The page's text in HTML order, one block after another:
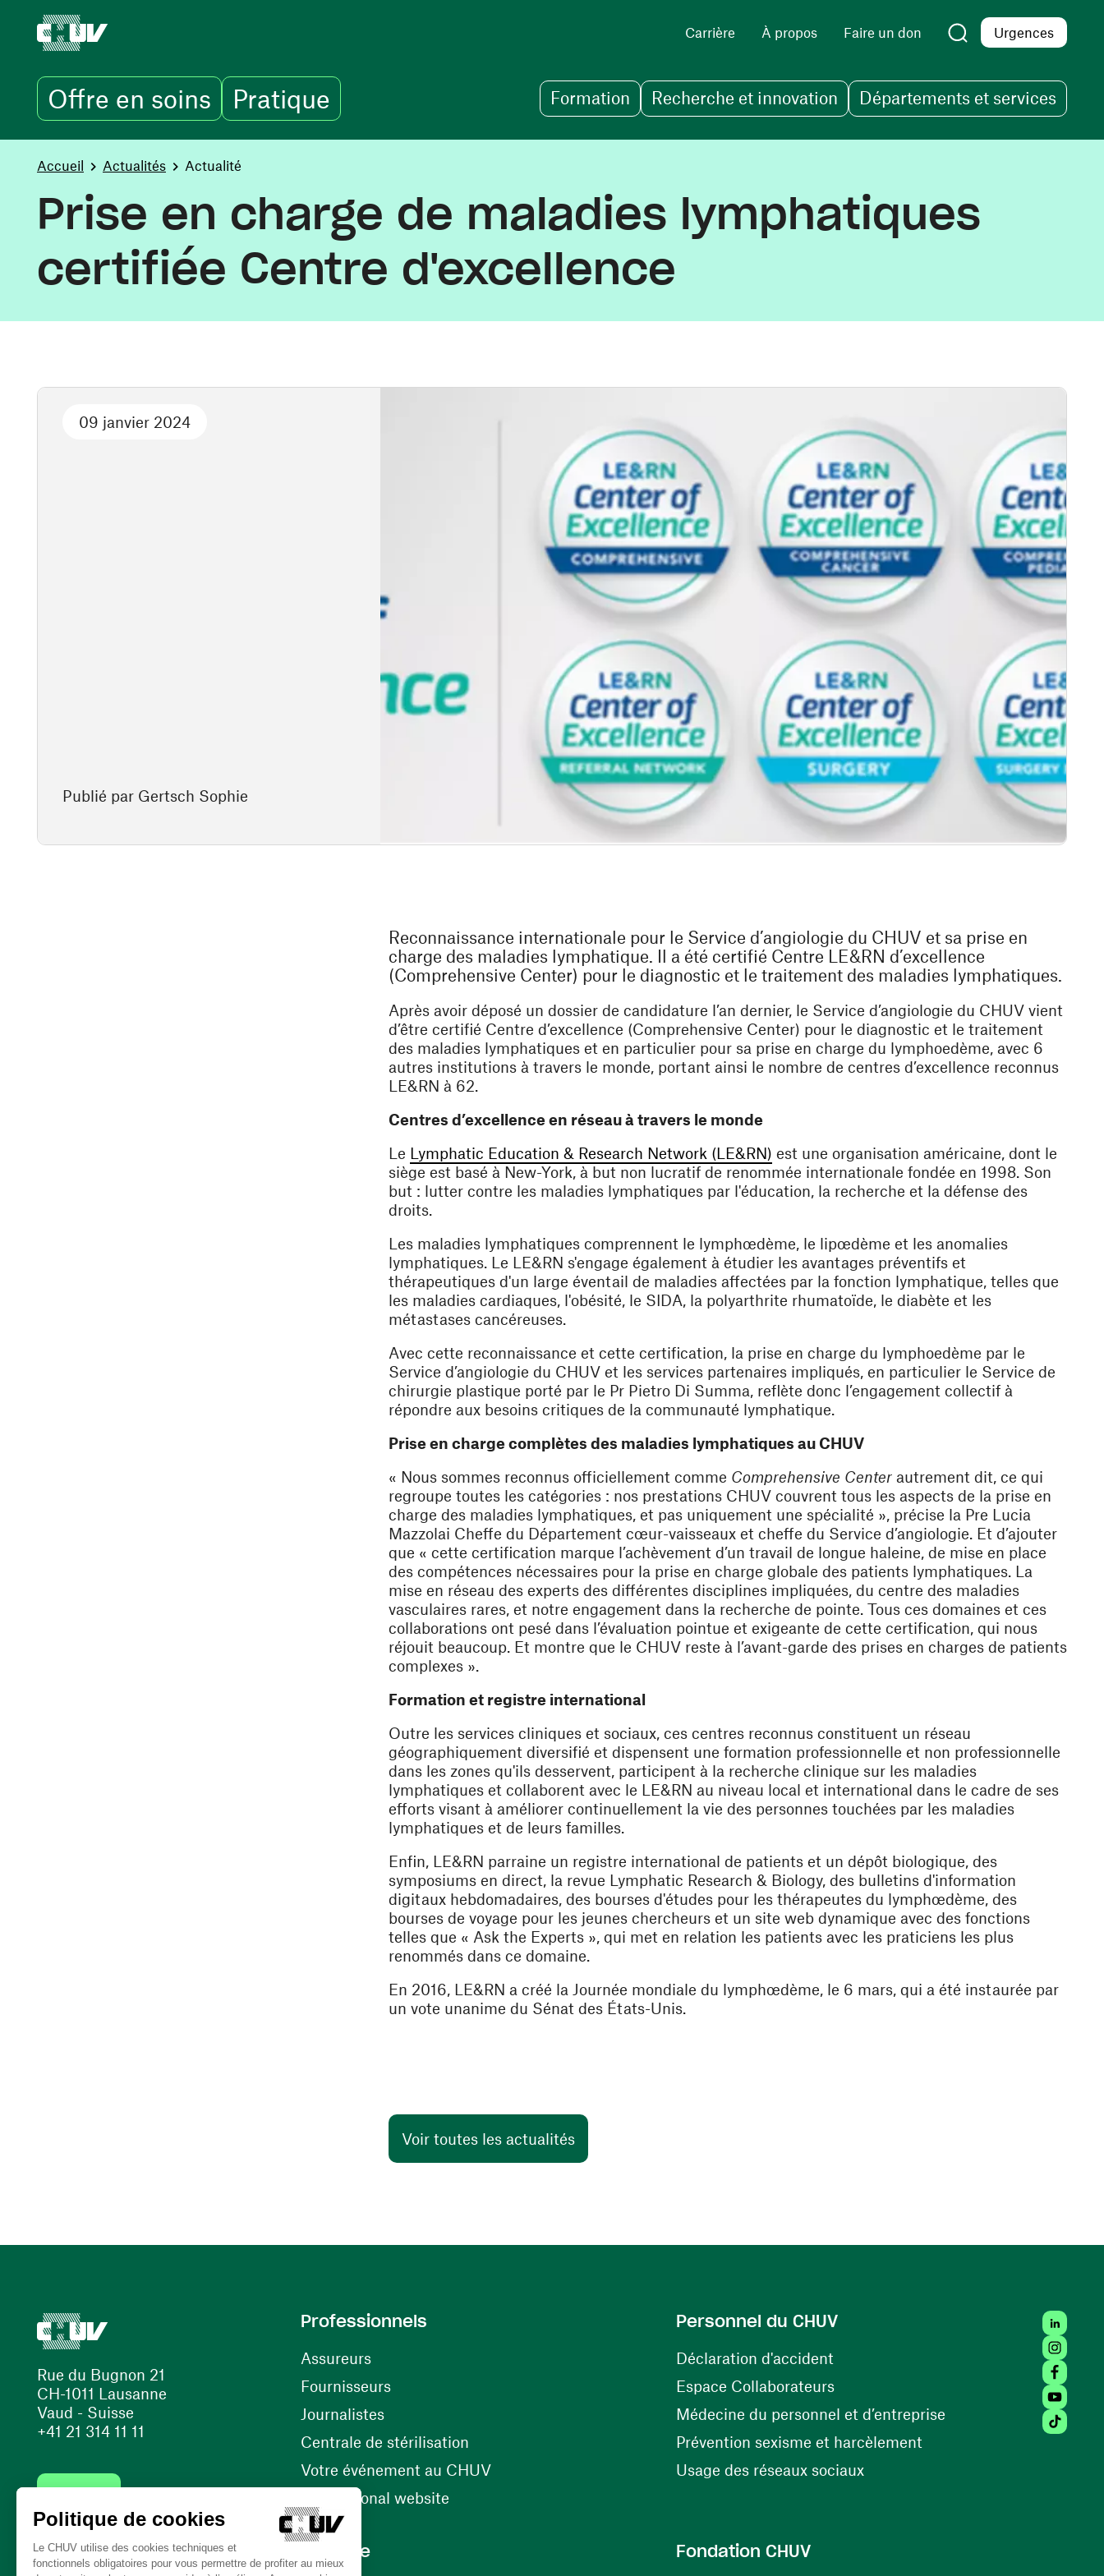
Carrière À propos Faire un don Urgences
Offre en soins Pratique Formation Recherche et innovation Départements et services
You are here:
Accueil Actualités Actualité
Prise en charge de maladies lymphatiques
certifiée Centre d'excellence
Publié par Gertsch Sophie
09 janvier 2024
Reconnaissance internationale pour le Service d’angiologie du CHUV et sa prise en
charge des maladies lymphatique. Il a été certifié Centre LE&RN d’excellence
(Comprehensive Center) pour le diagnostic et le traitement des maladies lymphatiques.
Après avoir déposé un dossier de candidature l’an dernier, le Service d’angiologie du CHUV vient
d’être certifié Centre d’excellence (Comprehensive Center) pour le diagnostic et le traitement
des maladies lymphatiques et en particulier pour sa prise en charge du lymphoedème, avec 6
autres institutions à travers le monde, portant ainsi le nombre de centres d’excellence reconnus
LE&RN à 62.
Centres d’excellence en réseau à travers le monde
Le Lymphatic Education & Research Network (LE&RN) (ouvre une nouvelle fenêtre)
est une organisation américaine, dont le
siège est basé à New-York, à but non lucratif de renommée internationale fondée en 1998. Son
but : lutter contre les maladies lymphatiques par l'éducation, la recherche et la défense des
droits.
Les maladies lymphatiques comprennent le lymphœdème, le lipœdème et les anomalies
lymphatiques. Le LE&RN s'engage également à étudier les avantages préventifs et
thérapeutiques d'un large éventail de maladies affectées par la fonction lymphatique, telles que
les maladies cardiaques, l'obésité, le SIDA, la polyarthrite rhumatoïde, le diabète et les
métastases cancéreuses.
Avec cette reconnaissance et cette certification, la prise en charge du lymphoedème par le
Service d’angiologie du CHUV et les services partenaires impliqués, en particulier le Service de
chirurgie plastique porté par le Pr Pietro Di Summa, reflète donc l’engagement collectif à
répondre aux besoins critiques de la communauté lymphatique.
Prise en charge complètes des maladies lymphatiques au CHUV
« Nous sommes reconnus officiellement comme Comprehensive Center autrement dit, ce qui
regroupe toutes les catégories : nos prestations CHUV couvrent tous les aspects de la prise en
charge des maladies lymphatiques, et pas uniquement une spécialité », précise la Pre Lucia
Mazzolai Cheffe du Département cœur-vaisseaux et cheffe du Service d’angiologie. Et d’ajouter
que « cette certification marque l’achèvement d’un travail de longue haleine, de mise en place
des compétences nécessaires pour la prise en charge globale des patients lymphatiques. La
mise en réseau des experts des différentes disciplines impliquées, du centre des maladies
vasculaires rares, et notre engagement dans la recherche de pointe. Tous ces domaines et ces
collaborations ont pesé dans l’évaluation pointue et exigeante de cette certification, qui nous
réjouit beaucoup. Et montre que le CHUV reste à l’avant-garde des prises en charges de patients
complexes ».
Formation et registre international
Outre les services cliniques et sociaux, ces centres reconnus constituent un réseau
géographiquement diversifié et dispensent une formation professionnelle et non professionnelle
dans les zones qu'ils desservent, participent à la recherche clinique sur les maladies
lymphatiques et collaborent avec le LE&RN au niveau local et international dans le cadre de ses
efforts visant à améliorer continuellement la vie des personnes touchées par les maladies
lymphatiques et de leurs familles.
Enfin, LE&RN parraine un registre international de patients et un dépôt biologique, des
symposiums en direct, la revue Lymphatic Research & Biology, des bulletins d'information
digitaux hebdomadaires, des bourses d'études pour les thérapeutes du lymphœdème, des
bourses de voyage pour les jeunes chercheurs et un site web dynamique avec des fonctions
telles que « Ask the Experts », qui met en relation les patients avec les praticiens les plus
renommés dans ce domaine.
En 2016, LE&RN a créé la Journée mondiale du lymphœdème, le 6 mars, qui a été instaurée par
un vote unanime du Sénat des États-Unis.
Voir toutes les actualités
Rue du Bugnon 21
CH-1011 Lausanne
Vaud - Suisse
+41 21 314 11 11
Professionnels
Assureurs
Fournisseurs(ouvre une nouvelle fenêtre)
Journalistes
Centrale de stérilisation
Votre événement au CHUV(ouvre une nouvelle fenêtre)
International website
Personnel du CHUV
Déclaration d'accident(ouvre une nouvelle fenêtre)
Espace Collaborateurs(ouvre une nouvelle fenêtre)
Médecine du personnel et d’entreprise(ouvre une nouvelle
Prévention sexisme et harcèlement(ouvre une nouvelle
Usage des réseaux sociaux(ouvre une nouvelle fenêtre)
Carrière Fondation CHUV
Tiktok